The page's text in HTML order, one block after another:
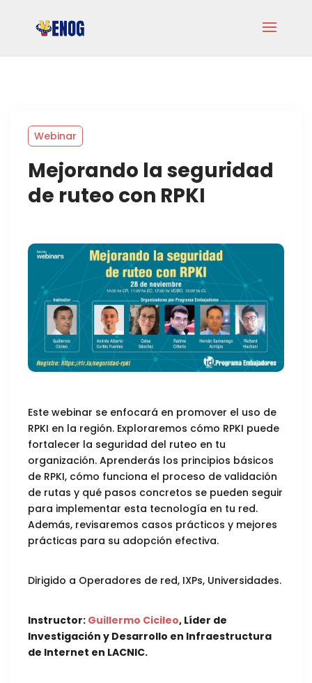
Webinar
Mejorando la seguridad
de ruteo con RPKI
Este webinar se enfocará en promover el uso de
RPKI en la región. Exploraremos cómo RPKI puede
fortalecer la seguridad del ruteo en tu
organización. Aprenderás los principios básicos
de RPKI, cómo funciona el proceso de validación
de rutas y qué pasos concretos se pueden seguir
para implementar esta tecnología en tu red.
Además, revisaremos casos prácticos y mejores
prácticas para su adopción efectiva.
Dirigido a Operadores de red, IXPs, Universidades.
Instructor: Guillermo Cicileo, Líder de
Investigación y Desarrollo en Infraestructura
de Internet en LACNIC.